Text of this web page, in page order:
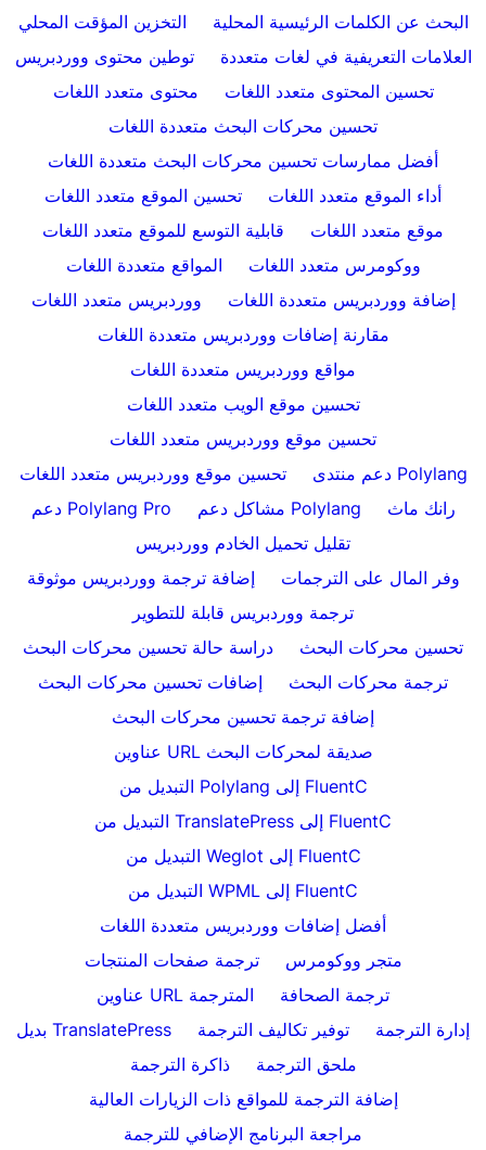
التخزين المؤقت المحلي
البحث عن الكلمات الرئيسية المحلية
توطين محتوى ووردبريس
العلامات التعريفية في لغات متعددة
محتوى متعدد اللغات
تحسين المحتوى متعدد اللغات
تحسين محركات البحث متعددة اللغات
أفضل ممارسات تحسين محركات البحث متعددة اللغات
تحسين الموقع متعدد اللغات
أداء الموقع متعدد اللغات
قابلية التوسع للموقع متعدد اللغات
موقع متعدد اللغات
المواقع متعددة اللغات
ووكومرس متعدد اللغات
ووردبريس متعدد اللغات
إضافة ووردبريس متعددة اللغات
مقارنة إضافات ووردبريس متعددة اللغات
مواقع ووردبريس متعددة اللغات
تحسين موقع الويب متعدد اللغات
تحسين موقع ووردبريس متعدد اللغات
تحسين موقع ووردبريس متعدد اللغات
دعم منتدى Polylang
دعم Polylang Pro
مشاكل دعم Polylang
رانك ماث
تقليل تحميل الخادم ووردبريس
إضافة ترجمة ووردبريس موثوقة
وفر المال على الترجمات
ترجمة ووردبريس قابلة للتطوير
دراسة حالة تحسين محركات البحث
تحسين محركات البحث
إضافات تحسين محركات البحث
ترجمة محركات البحث
إضافة ترجمة تحسين محركات البحث
عناوين URL صديقة لمحركات البحث
التبديل من Polylang إلى FluentC
التبديل من TranslatePress إلى FluentC
التبديل من Weglot إلى FluentC
التبديل من WPML إلى FluentC
أفضل إضافات ووردبريس متعددة اللغات
ترجمة صفحات المنتجات
متجر ووكومرس
عناوين URL المترجمة
ترجمة الصحافة
بديل TranslatePress
توفير تكاليف الترجمة
إدارة الترجمة
ذاكرة الترجمة
ملحق الترجمة
إضافة الترجمة للمواقع ذات الزيارات العالية
مراجعة البرنامج الإضافي للترجمة